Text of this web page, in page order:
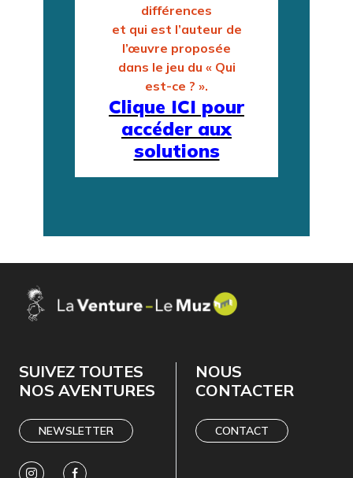
différences
et qui est l’auteur de
l’œuvre proposée
dans le jeu du « Qui
est-ce ? ».
Clique ICI pour
accéder aux
solutions
SUIVEZ TOUTES
NOS AVENTURES
NEWSLETTER
NOUS
CONTACTER
CONTACT